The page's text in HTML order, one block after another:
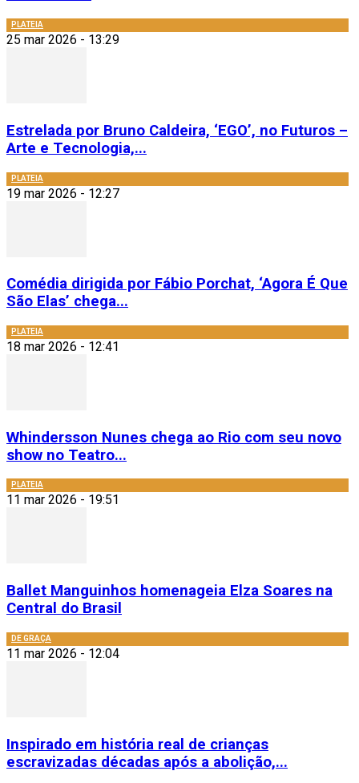
PLATEIA
25 mar 2026 - 13:29
Estrelada por Bruno Caldeira, ‘EGO’, no Futuros –
Arte e Tecnologia,...
PLATEIA
19 mar 2026 - 12:27
Comédia dirigida por Fábio Porchat, ‘Agora É Que
São Elas’ chega...
PLATEIA
18 mar 2026 - 12:41
Whindersson Nunes chega ao Rio com seu novo
show no Teatro...
PLATEIA
11 mar 2026 - 19:51
Ballet Manguinhos homenageia Elza Soares na
Central do Brasil
DE GRAÇA
11 mar 2026 - 12:04
Inspirado em história real de crianças
escravizadas décadas após a abolição,...